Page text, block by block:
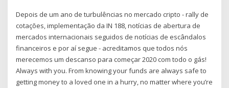
Depois de um ano de turbulências no mercado cripto - rally de
cotações, implementação da IN 188, notícias de abertura de
mercados internacionais seguidos de notícias de escândalos
financeiros e por aí segue - acreditamos que todos nós
merecemos um descanso para começar 2020 com todo o gás!
Always with you. From knowing your funds are always safe to
getting money to a loved one in a hurry, no matter where you’re